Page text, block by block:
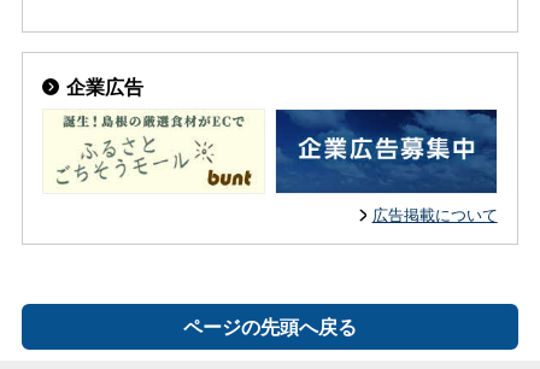
企業広告
広告掲載について
ページの先頭へ戻る